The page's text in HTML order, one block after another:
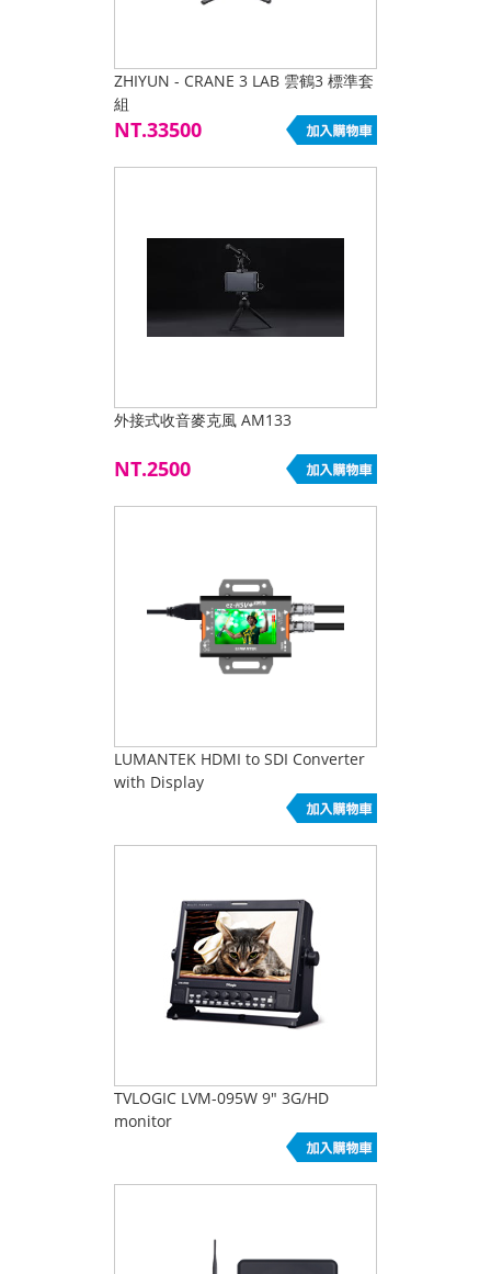
ZHIYUN - CRANE 3 LAB 雲鶴3 標準套
組
NT.33500
外接式收音麥克風 AM133
NT.2500
LUMANTEK HDMI to SDI Converter
with Display
TVLOGIC LVM-095W 9" 3G/HD
monitor